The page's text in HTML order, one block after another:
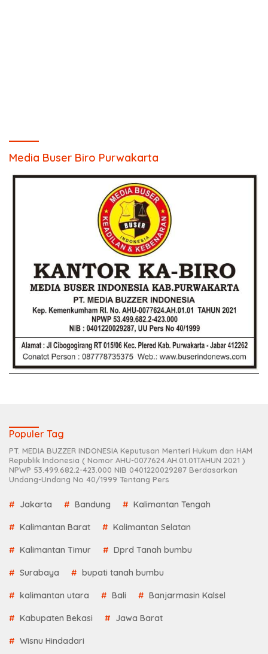
Media Buser Biro Purwakarta
Populer Tag
PT. MEDIA BUZZER INDONESIA Keputusan Menteri Hukum dan HAM
Republik Indonesia ( Nomor AHU-0077624.AH.01.01TAHUN 2021 )
NPWP 53.499.682.2-423.000 NIB 0401220029287 Berdasarkan
Undang-Undang No 40/1999 Tentang Pers
Jakarta Bandung Kalimantan Tengah
Kalimantan Barat Kalimantan Selatan
Kalimantan Timur Dprd Tanah bumbu
Surabaya bupati tanah bumbu
kalimantan utara Bali Banjarmasin Kalsel
Kabupaten Bekasi Jawa Barat
Wisnu Hindadari